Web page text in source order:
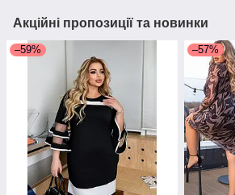
Акційні пропозиції та новинки
–59% –57%